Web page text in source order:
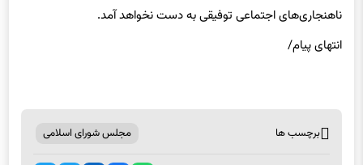
ناهنجاری‌های اجتماعی توفیقی به دست نخواهد آمد.
انتهایپیام/
برچسب ها مجلس شورای اسلامی